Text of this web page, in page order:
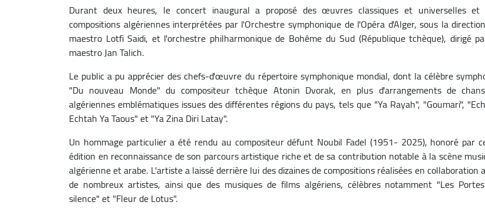
Durant deux heures, le concert inaugural a proposé des œuvres classiques et universelles et
compositions algériennes interprétées par l'Orchestre symphonique de l'Opéra d'Alger, sous la
maestro Lotfi Saidi, et l'orchestre philharmonique de Bohême du Sud (République tchèque), dirigé
maestro Jan Talich.
Le public a pu apprécier des chefs-d'œuvre du répertoire symphonique mondial, dont la célèbre
"Du nouveau Monde" du compositeur tchèque Atonin Dvorak, en plus d'arrangements de
algériennes emblématiques issues des différentes régions du pays, tels que "Ya Rayah", "Goumari",
Echtah Ya Taous" et "Ya Zina Diri Latay".
Un hommage particulier a été rendu au compositeur défunt Noubil Fadel (1951- 2025), honoré par
édition en reconnaissance de son parcours artistique riche et de sa contribution notable à la scène
algérienne et arabe. L'artiste a laissé derrière lui des dizaines de compositions réalisées en collaboration
de nombreux artistes, ainsi que des musiques de films algériens, célèbres notamment "Les
silence" et "Fleur de Lotus".